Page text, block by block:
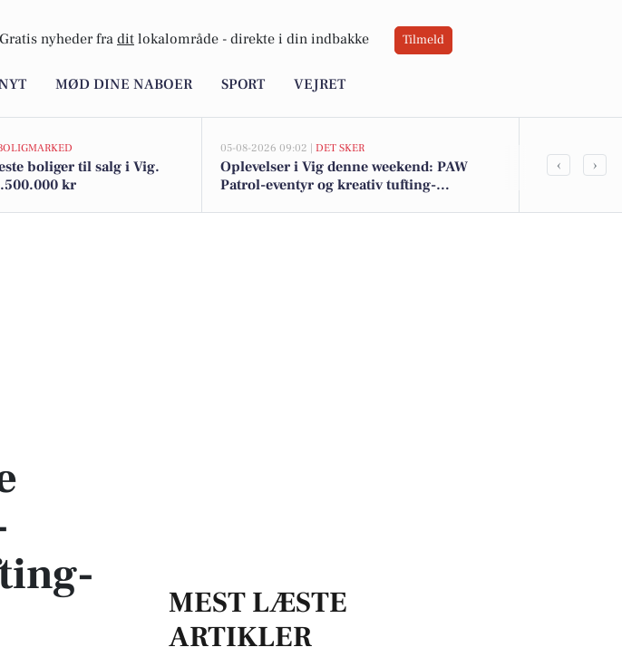
Gratis nyheder fra dit lokalområde - direkte i din indbakke Tilmeld
MØD DINE NABOER SPORT VEJRET
boliger til salg i Vig.
kr
05-08-2026 09:02 | DET SKER
Oplevelser i Vig denne weekend: PAW
Patrol-eventyr og kreativ tufting-
‹ ›
MEST LÆSTE
ARTIKLER